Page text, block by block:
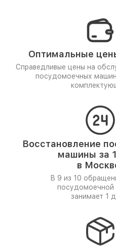
Оптимальные
Справедливые цены на
посудомоечных
Восстановление
машины за
в
В 9 из 10
занимает 1